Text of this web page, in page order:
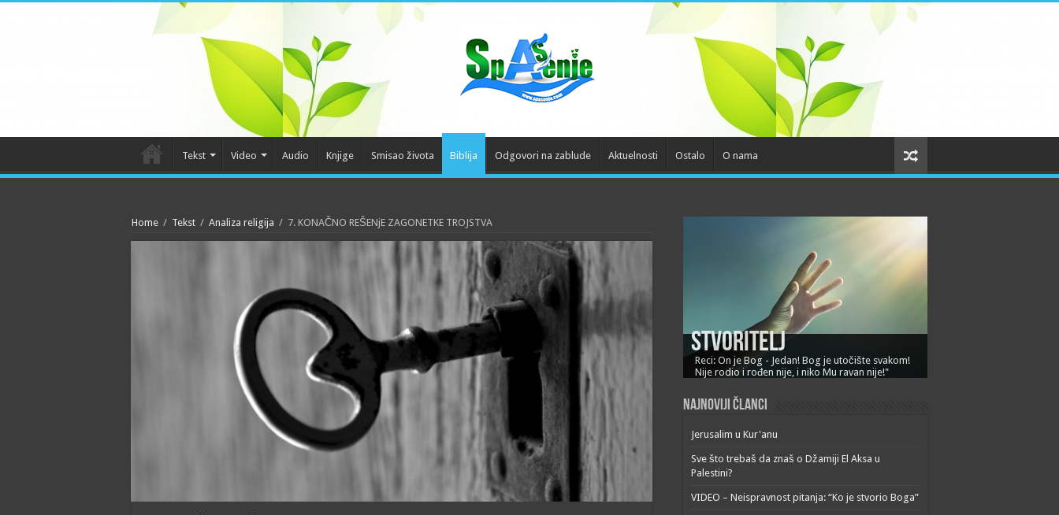
Tekst Video Audio Knjige Smisao života Biblija Odgovori na zablude Aktuelnosti Ostalo O nama
Home / Tekst / Analiza religija / 7. KONAČNO REŠENjE ZAGONETKE TROJSTVA
Stvoritelj
Reci: On je Bog - Jedan! Bog je utočište svakom!
Nije rodio i rođen nije, i niko Mu ravan nije!"
Najnoviji članci
Jerusalim u Kur'anu
Sve što trebaš da znaš o Džamiji El Aksa u
Palestini?
VIDEO – Neispravnost pitanja: “Ko je stvorio Boga”